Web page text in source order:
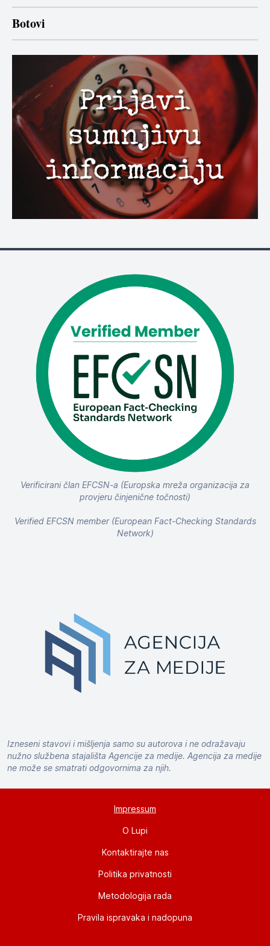
Botovi
Verificirani član EFCSN-a (Europska mreža organizacija za
provjeru činjenične točnosti)
Verified EFCSN member (European Fact-Checking Standards
Network)
Izneseni stavovi i mišljenja samo su autorova i ne odražavaju
nužno službena stajališta Agencije za medije. Agencija za medije
ne može se smatrati odgovornima za njih.
Impressum
O Lupi
Kontaktirajte nas
Politika privatnosti
Metodologija rada
Pravila ispravaka i nadopuna